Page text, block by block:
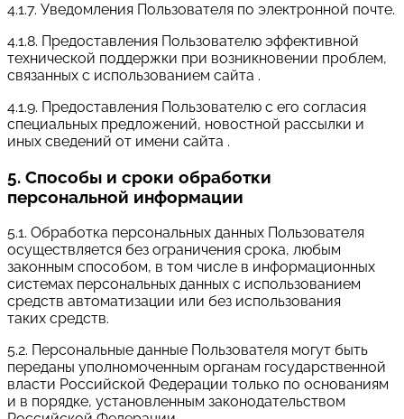
4.1.7. Уведомления Пользователя по электронной почте.
4.1.8. Предоставления Пользователю эффективной
технической поддержки при возникновении проблем,
связанных с использованием сайта .
4.1.9. Предоставления Пользователю с его согласия
специальных предложений, новостной рассылки и
иных сведений от имени сайта .
5. Способы и сроки обработки
персональной информации
5.1. Обработка персональных данных Пользователя
осуществляется без ограничения срока, любым
законным способом, в том числе в информационных
системах персональных данных с использованием
средств автоматизации или без использования
таких средств.
5.2. Персональные данные Пользователя могут быть
переданы уполномоченным органам государственной
власти Российской Федерации только по основаниям
и в порядке, установленным законодательством